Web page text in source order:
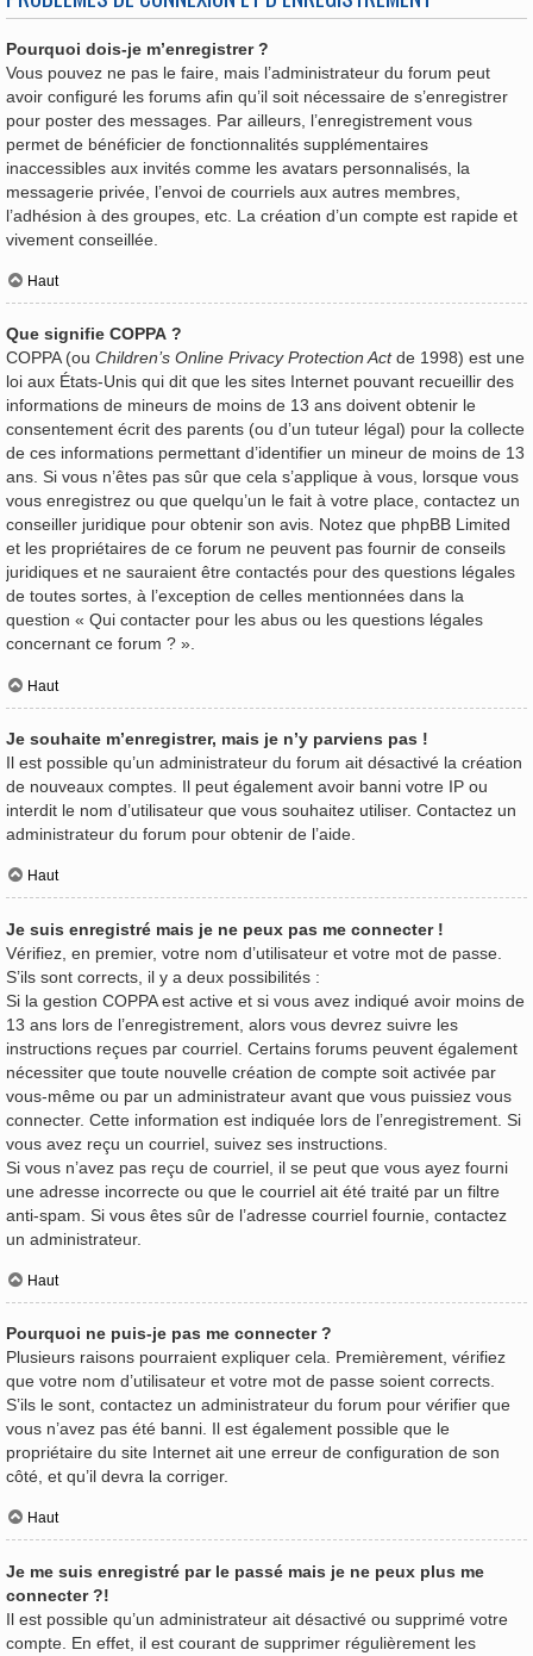
Pourquoi dois-je m’enregistrer ?
Vous pouvez ne pas le faire, mais l’administrateur du forum peut
avoir configuré les forums afin qu’il soit nécessaire de s’enregistrer
pour poster des messages. Par ailleurs, l’enregistrement vous
permet de bénéficier de fonctionnalités supplémentaires
inaccessibles aux invités comme les avatars personnalisés, la
messagerie privée, l’envoi de courriels aux autres membres,
l’adhésion à des groupes, etc. La création d’un compte est rapide et
vivement conseillée.
Haut
Que signifie COPPA ?
COPPA (ou Children’s Online Privacy Protection Actde 1998) est une
loi aux États-Unis qui dit que les sites Internet pouvant recueillir des
informations de mineurs de moins de 13 ans doivent obtenir le
consentement écrit des parents (ou d’un tuteur légal) pour la collecte
de ces informations permettant d’identifier un mineur de moins de 13
ans. Si vous n’êtes pas sûr que cela s’applique à vous, lorsque vous
vous enregistrez ou que quelqu’un le fait à votre place, contactez un
conseiller juridique pour obtenir son avis. Notez que phpBB Limited
et les propriétaires de ce forum ne peuvent pas fournir de conseils
juridiques et ne sauraient être contactés pour des questions légales
de toutes sortes, à l’exception de celles mentionnées dans la
question « Qui contacter pour les abus ou les questions légales
concernant ce forum ? ».
Haut
Je souhaite m’enregistrer, mais je n’y parviens pas !
Il est possible qu’un administrateur du forum ait désactivé la création
de nouveaux comptes. Il peut également avoir banni votre IP ou
interdit le nom d’utilisateur que vous souhaitez utiliser. Contactez un
administrateur du forum pour obtenir de l’aide.
Haut
Je suis enregistré mais je ne peux pas me connecter !
Vérifiez, en premier, votre nom d’utilisateur et votre mot de passe.
S’ils sont corrects, il y a deux possibilités :
Si la gestion COPPA est active et si vous avez indiqué avoir moins de
13 ans lors de l’enregistrement, alors vous devrez suivre les
instructions reçues par courriel. Certains forums peuvent également
nécessiter que toute nouvelle création de compte soit activée par
vous-même ou par un administrateur avant que vous puissiez vous
connecter. Cette information est indiquée lors de l’enregistrement. Si
vous avez reçu un courriel, suivez ses instructions.
Si vous n’avez pas reçu de courriel, il se peut que vous ayez fourni
une adresse incorrecte ou que le courriel ait été traité par un filtre
anti-spam. Si vous êtes sûr de l’adresse courriel fournie, contactez
un administrateur.
Haut
Pourquoi ne puis-je pas me connecter ?
Plusieurs raisons pourraient expliquer cela. Premièrement, vérifiez
que votre nom d’utilisateur et votre mot de passe soient corrects.
S’ils le sont, contactez un administrateur du forum pour vérifier que
vous n’avez pas été banni. Il est également possible que le
propriétaire du site Internet ait une erreur de configuration de son
côté, et qu’il devra la corriger.
Haut
Je me suis enregistré par le passé mais je ne peux plus me
connecter ?!
Il est possible qu’un administrateur ait désactivé ou supprimé votre
compte. En effet, il est courant de supprimer régulièrement les